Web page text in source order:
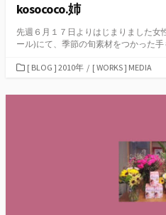
kosococo.姉
先週６月１７日よりはじまりました
ール)にて、季節の旬素材をつかった手
カ
ゴ
[ BLOG ] 2010年 / [ WORKS ] MEDIA